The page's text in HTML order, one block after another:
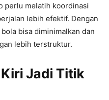
perlu melatih koordinasi
lebih efektif. Dengan
bisa diminimalkan dan
lebih terstruktur.
Jadi Titik